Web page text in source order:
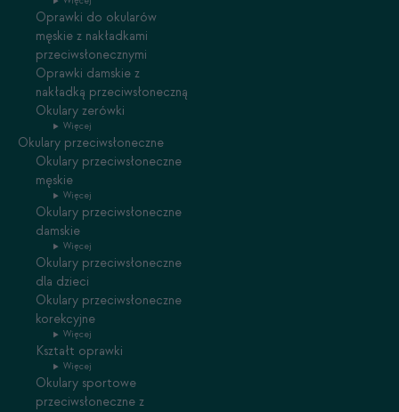
Oprawki do okularów
męskie z nakładkami
przeciwsłonecznymi
Oprawki damskie z
nakładką przeciwsłoneczną
Okulary zerówki
Więcej
Okulary przeciwsłoneczne
Okulary przeciwsłoneczne
męskie
Więcej
Okulary przeciwsłoneczne
damskie
Więcej
Okulary przeciwsłoneczne
dla dzieci
Okulary przeciwsłoneczne
korekcyjne
Więcej
Kształt oprawki
Więcej
Okulary sportowe
przeciwsłoneczne z